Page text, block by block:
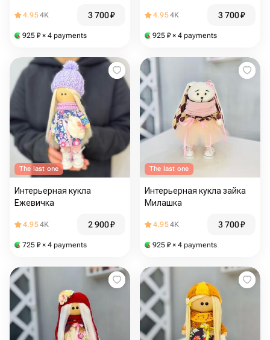
4.954K 3 700₽
925 ₽ × 4 payments
4.954K 3 700₽
925 ₽ × 4 payments
The last one
Интерьерная кукла
Ежевичка
4.954K 2 900₽
725 ₽ × 4 payments
The last one
Интерьерная кукла зайка
Милашка
4.954K 3 700₽
925 ₽ × 4 payments